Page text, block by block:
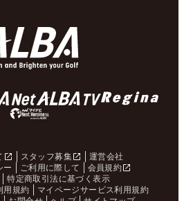
スタッフ募集
運営会社
ー
ご利用に際して
会員規約
特定商取引法に基づく表示
用規約
マイページサービス利用規約